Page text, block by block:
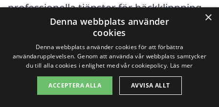
professionella tjänster för häckklippning
inkluderar:
Rosersberg
Sigtuna
×
Denna webbplats använder
cookies
Denna webbplats använder cookies för att förbättra
användarupplevelsen. Genom att använda vår webbplats samtycker
du till alla cookies i enlighet med vår cookiepolicy. Läs mer
ACCEPTERA ALLA AVVISA ALLT